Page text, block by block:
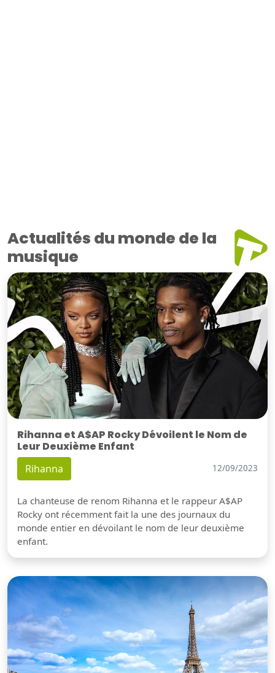
Actualités du monde de la
musique
Rihanna et A$AP Rocky Dévoilent le Nom de
Leur Deuxième Enfant
Rihanna 12/09/2023
La chanteuse de renom Rihanna et le rappeur A$AP
Rocky ont récemment fait la une des journaux du
monde entier en dévoilant le nom de leur deuxième
enfant.